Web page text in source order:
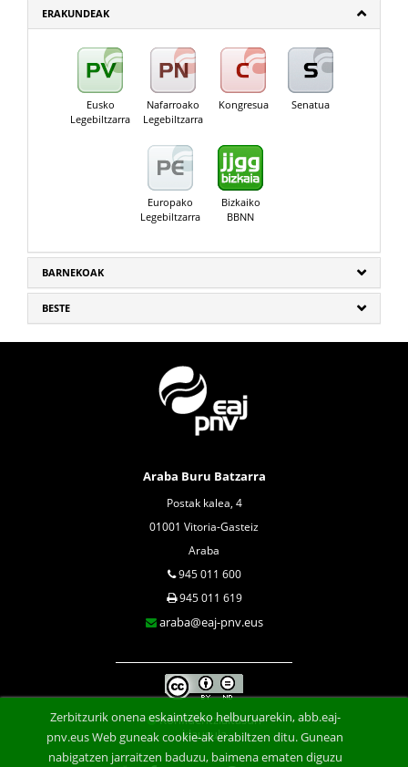
ERAKUNDEAK
Eusko
Legebiltzarra
Nafarroako
Legebiltzarra
Kongresua Senatua
Europako
Legebiltzarra
Bizkaiko
BBNN
BARNEKOAK
BESTE
Araba Buru Batzarra
Postak kalea, 4
01001 Vitoria-Gasteiz
Araba
945 011 600
945 011 619
araba@eaj-pnv.eus
Konfidentzialtasun
klausula
Zerbitzurik onena eskaintzeko helburuarekin, abb.eaj-
pnv.eus Web guneak cookie-ak erabiltzen ditu. Gunean
nabigatzen jarraitzen baduzu, baimena ematen diguzu